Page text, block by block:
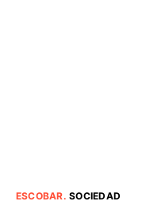
ESCOBAR.SOCIEDAD